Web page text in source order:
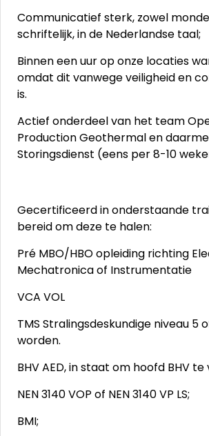
Communicatief sterk, zowel
schriftelijk, in de Nederlandse taal;
Binnen een uur op onze locaties
omdat dit vanwege veiligheid en
is.
Actief onderdeel van het team
Production Geothermal en
Storingsdienst (eens per 8-10
Gecertificeerd in onderstaande
bereid om deze te halen:
Pré MBO/HBO opleiding richting
Mechatronica of Instrumentatie
VCA VOL
TMS Stralingsdeskundige niveau 5
worden.
BHV AED, in staat om hoofd BHV
NEN 3140 VOP of NEN 3140 VP LS;
BMI;